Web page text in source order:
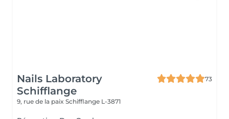
Nails Laboratory
Schifflange
73
9, rue de la paix Schifflange L-3871